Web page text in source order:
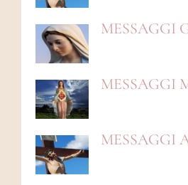
MESSAGGI
MESSAGGI
MESSAGGI